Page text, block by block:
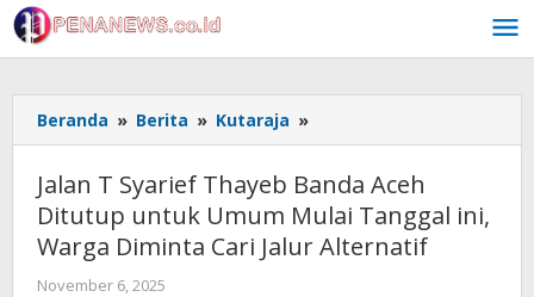
Skip
to
content
Beranda » Berita » Kutaraja »
T
Thayeb
Banda
Aceh
Jalan T Syarief Thayeb Banda Aceh
Ditutup untuk Umum Mulai Tanggal ini,
Warga Diminta Cari Jalur Alternatif
November 6, 2025